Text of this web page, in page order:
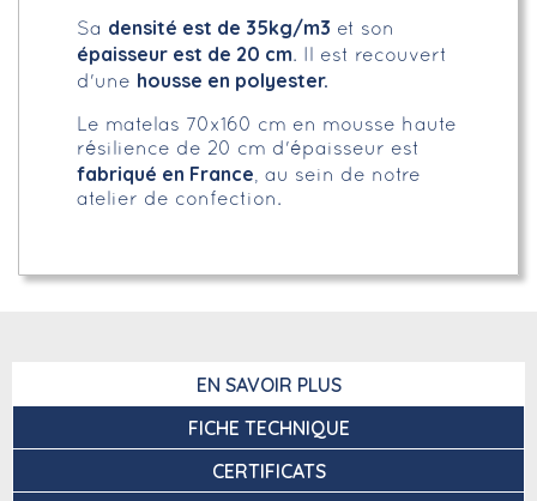
Sa densité est de 35kg/m3 et son
épaisseur est de 20 cm. Il est recouvert
d'une housse en polyester.
Le matelas 70x160 cm en mousse haute
résilience de 20 cm d'épaisseur est
fabriqué en France, au sein de notre
atelier de confection.
EN SAVOIR PLUS
FICHE TECHNIQUE
CERTIFICATS